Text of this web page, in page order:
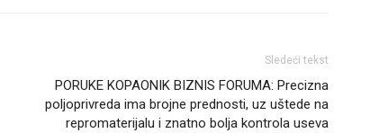
Sledeći tekst
PORUKE KOPAONIK BIZNIS FORUMA: Precizna
poljoprivreda ima brojne prednosti, uz uštede na
repromaterijalu i znatno bolja kontrola useva